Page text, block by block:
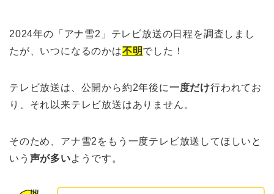
2024年の「アナ雪2」テレビ放送の日程を調査しまし
たが、いつになるのかは不明でした！
テレビ放送は、公開から約2年後に一度だけ行われてお
り、それ以来テレビ放送はありません。
そのため、アナ雪2をもう一度テレビ放送してほしいと
いう 声が多いようです。